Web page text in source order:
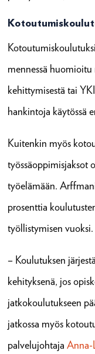
mennessä
kehittymisestä tai
hankintoja käytössä
Kuitenkin myös
työssäoppimisjaksot
työelämään.
prosenttia
työllistymisen vuoksi.
– Koulutuksen
kehityksenä, jos
jatkokoulutukseen
jatkossa myös
palvelujohtajaAnna-